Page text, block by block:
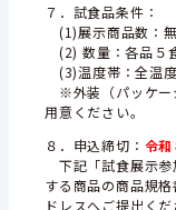
７．試食品条件：
(1)展示商品数：
(2) 数量：各品５
(3)温度帯：全温
※外装（パッケー
用意ください。
８．申込締切： 令和
下記「試食展示参
する商品の商品規
ドレスへご提出くだ